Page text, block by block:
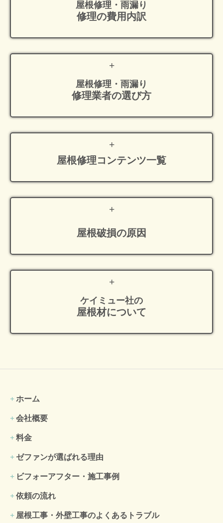
屋根修理・雨漏り
修理の費用内訳
屋根修理・雨漏り
修理業者の選び方
屋根修理コンテンツ一覧
屋根破損の原因
ケイミュー社の
屋根材について
ホーム
会社概要
料金
ゼファンが選ばれる理由
ビフォーアフター・施工事例
依頼の流れ
屋根工事・外壁工事のよくある トラブル